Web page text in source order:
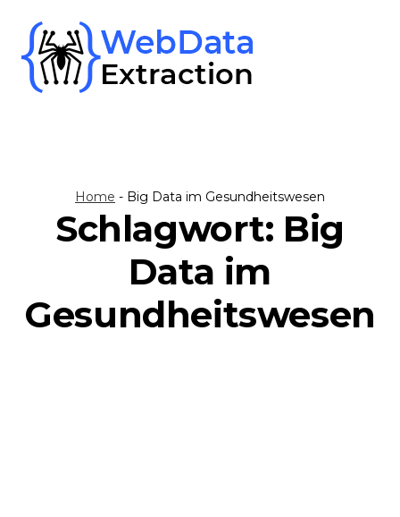
content
Home - Big Data im Gesundheitswesen
Schlagwort: Big
Data im
Gesundheitswesen